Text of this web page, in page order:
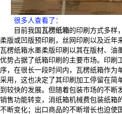
很多人查看了 ：
目前我国 瓦楞纸箱的印刷方式多样
柔版或凹版预印刷，丝网印刷以及近年
瓦楞纸箱水墨柔版印刷以其在版材、油
优势占据了纸箱印刷的主要市场。印刷
序，在很长一段时间内，瓦楞纸箱作为
采用，这也决定了其印刷加工停留在简
到较快的发展。但随着包装市场的不断
销售功能转变，消纸箱机械费包装纸箱
不断变化；出口商品的不断增长也迫使